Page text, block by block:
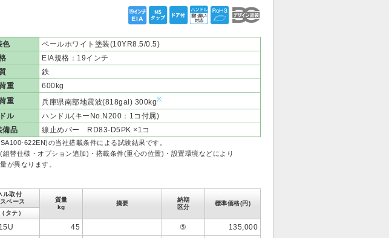
色
ペールホワイト塗装(10YR8.5/0.5)
EIA規格：19インチ
鉄
重
600kg
重
兵庫県南部地震波(818gal) 300kg※
ル
ハンドル(キーNo.N200：1コ付属)
備品
線止めバー RD83-D5PK ×1コ
622EN)の当社搭載条件による試験結果です。
替仕様・オプション追加)・搭載条件(重心の位置)・設置環境などにより
が異なります。
ル取付
ペース
質量
kg
摘要
納期
区分
標準価格(円)
タテ）
15U 45 ⑤
135,000